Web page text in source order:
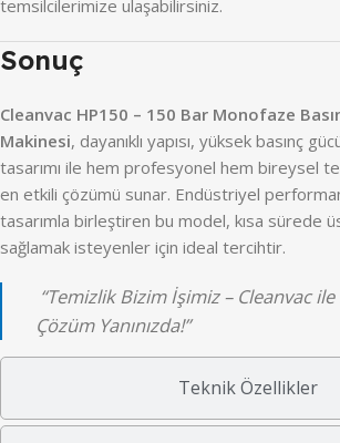
Teknik Özellikler
temsilcilerimize ulaşabilirsiniz.
Sonuç
Cleanvac HP150 – 150 Bar Monofaze
Makinesi, dayanıklı yapısı, yüksek basınç
tasarımı ile hem profesyonel hem bireysel
en etkili çözümü sunar. Endüstriyel
tasarımla birleştiren bu model, kısa sürede
sağlamak isteyenler için ideal tercihtir.
“Temizlik Bizim İşimiz – Cleanvac
Çözüm Yanınızda!”